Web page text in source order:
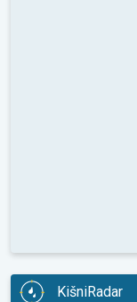
KišniRadar